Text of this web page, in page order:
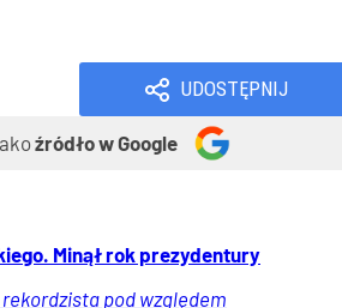
UDOSTĘPNIJ
źródło w Google
Minął rok prezydentury
pod względem